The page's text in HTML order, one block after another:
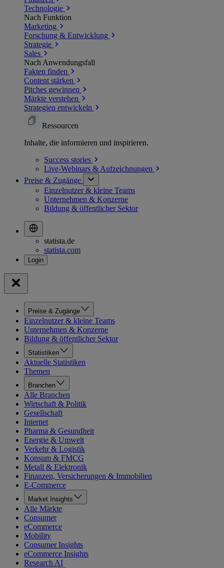
Technologie
Nach Funktion
Marketing
Forschung & Entwicklung
Strategie
Sales
Nach Anwendungsfall
Fakten finden
Content stärken
Pitches gewinnen
Märkte verstehen
Strategien entwickeln
Ressourcen
Inhalte, die informieren und inspirieren.
Success stories
Live-Webinars & Aufzeichnungen
Preise & Zugänge
Einzelnutzer & kleine Teams
Unternehmen & Konzerne
Bildung & öffentlicher Sektor
statista.de
statista.com
Preise & Zugänge
Einzelnutzer & kleine Teams
Unternehmen & Konzerne
Bildung & öffentlicher Sektor
Statistiken
Aktuelle Statistiken
Themen
Branchen
Alle Branchen
Wirtschaft & Politik
Gesellschaft
Internet
Pharma & Gesundheit
Energie & Umwelt
Verkehr & Logistik
Konsum & FMCG
Metall & Elektronik
Finanzen, Versicherungen & Immobilien
E-Commerce
Market Insights
Alle Märkte
Consumer
eCommerce
Mobility
Consumer Insights
eCommerce Insights
Research AI